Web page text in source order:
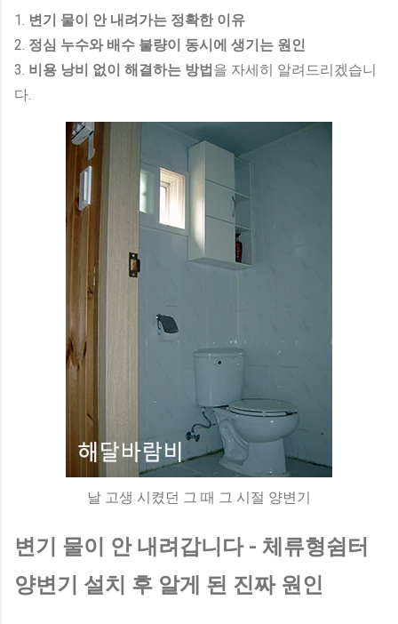
1. 변기 물이 안 내려가는 정확한 이유
2. 정심 누수와 배수 불량이 동시에 생기는 원인
3. 비용 낭비 없이 해결하는 방법을 자세히 알려드리겠습니
다.
날 고생 시켰던 그 때 그 시절 양변기
변기 물이 안 내려갑니다 - 체류형쉼터
양변기 설치 후 알게 된 진짜 원인